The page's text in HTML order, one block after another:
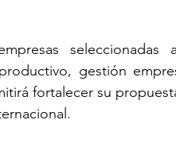
seleccionadas
gestión
fortalecer su